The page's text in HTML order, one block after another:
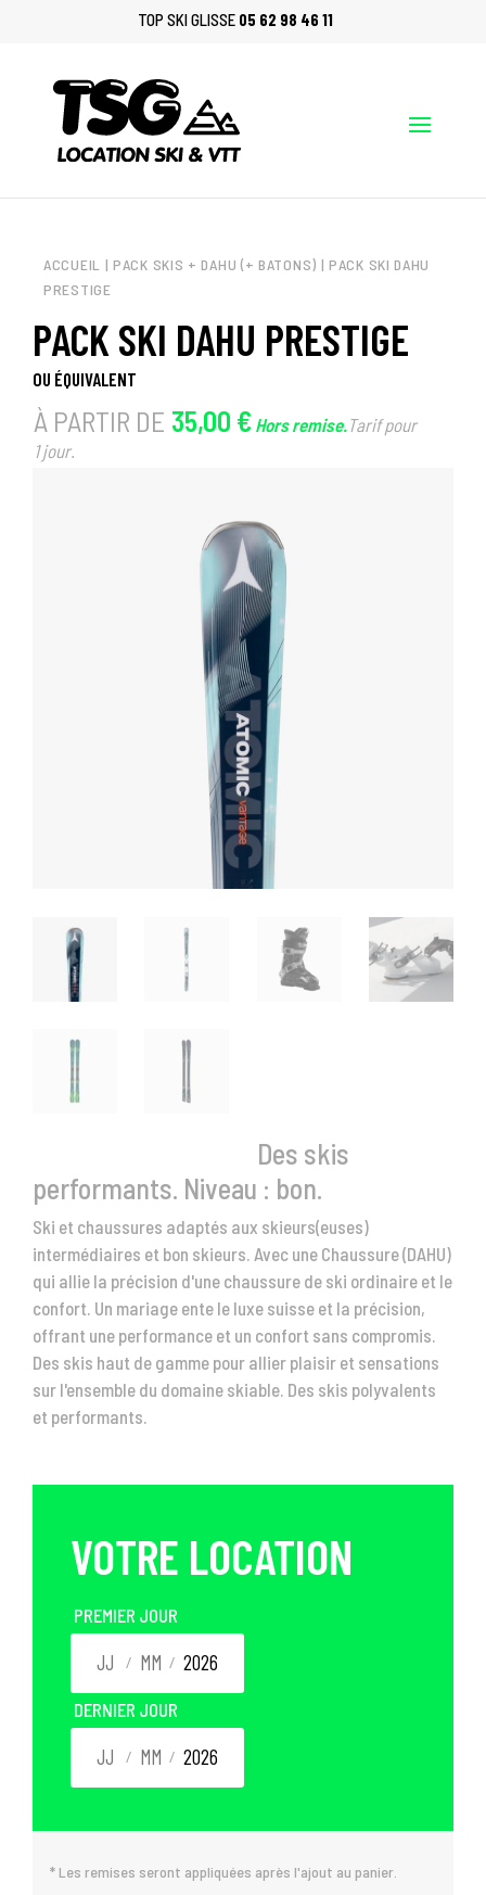
LOCATION VTT,
TOP SKI GLISSE 05 62 98 46 11
ACCUEIL |PACK SKIS + DAHU (+ BATONS) | PACK SKI DAHU
PRESTIGE
PACK SKI DAHU PRESTIGE
OU ÉQUIVALENT
À PARTIR DE 35,00 € Hors remise.Tarif pour
1 jour.
Des skis
performants. Niveau : bon.
Ski et chaussures adaptés aux skieurs(euses)
intermédiaires et bon skieurs. Avec une Chaussure (DAHU)
qui allie la précision d'une chaussure de ski ordinaire et le
confort. Un mariage ente le luxe suisse et la précision,
offrant une performance et un confort sans compromis.
Des skis haut de gamme pour allier plaisir et sensations
sur l'ensemble du domaine skiable. Des skis polyvalents
et performants.
VOTRE LOCATION
PREMIER JOUR
/ /
DERNIER JOUR
/ /
* Les remises seront appliquées après l'ajout au panier.